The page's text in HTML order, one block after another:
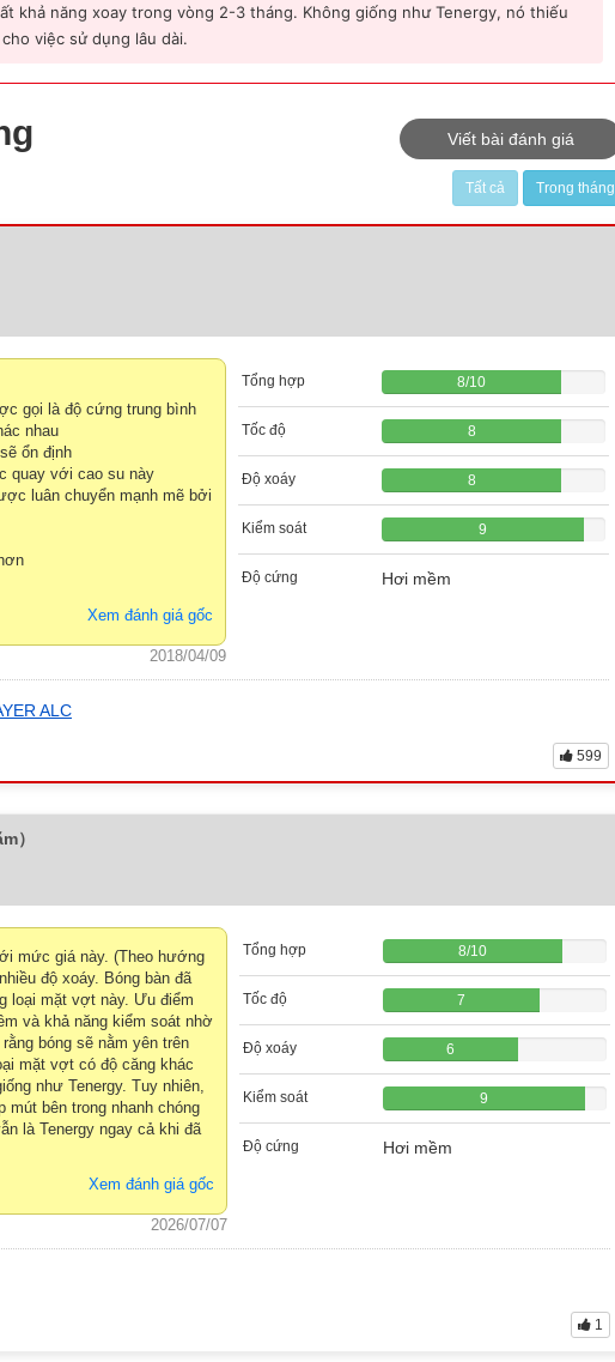
khả năng xoay trong vòng 2-3 tháng. Không giống như Tenergy, nó thiếu
việc sử dụng lâu dài.
Viết bài đánh giá
Tất cả Trong tháng
gọi là độ cứng trung bình
nhau
ổn định
quay với cao su này
luân chuyển mạnh mẽ bởi
Xem đánh giá gốc
2018/04/09
Tổng hợp 8/10
Tốc độ 8
Độ xoáy 8
Kiểm soát 9
Độ cứng Hơi mềm
ALC
599
）
mức giá này. (Theo hướng
độ xoáy. Bóng bàn đã
loại mặt vợt này. Ưu điểm
và khả năng kiểm soát nhờ
bóng sẽ nằm yên trên
mặt vợt có độ căng khác
như Tenergy. Tuy nhiên,
bên trong nhanh chóng
là Tenergy ngay cả khi đã
Xem đánh giá gốc
2026/07/07
Tổng hợp 8/10
Tốc độ 7
Độ xoáy 6
Kiểm soát 9
Độ cứng Hơi mềm
1